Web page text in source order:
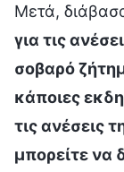
Μετά,
για τις
σοβαρό
κάποιες
τις ανέσεις
μπορείτε να